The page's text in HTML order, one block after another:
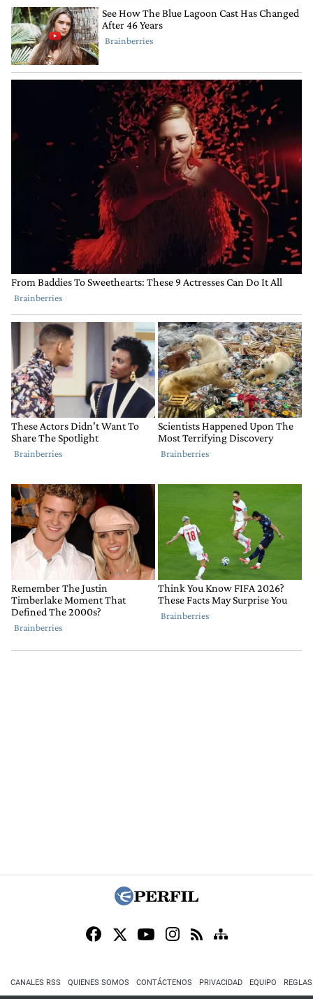
CANALES RSS QUIENES SOMOS CONTÁCTENOS PRIVACIDAD EQUIPO